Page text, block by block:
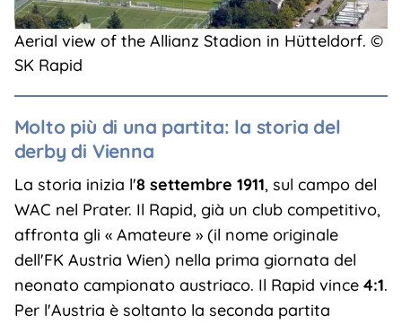
Aerial view of the Allianz Stadion in Hütteldorf. ©
SK Rapid
Molto più di una partita: la storia del
derby di Vienna
La storia inizia l'8 settembre 1911, sul campo del
WAC nel Prater. Il Rapid, già un club competitivo,
affronta gli « Amateure » (il nome originale
dell'FK Austria Wien) nella prima giornata del
neonato campionato austriaco. Il Rapid vince 4:1.
Per l'Austria è soltanto la seconda partita